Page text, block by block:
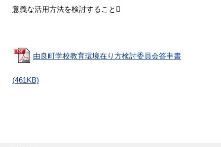
意義な活用方法を検討すること
由良町学校教育環境在り方検討委員会答申書
(461KB)